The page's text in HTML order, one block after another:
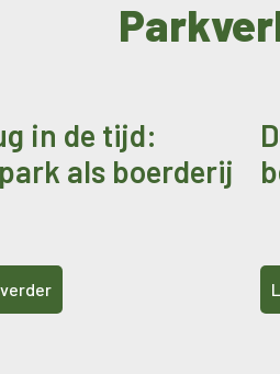
in de tijd:
als boerderij